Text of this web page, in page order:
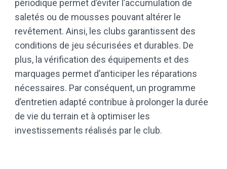
périodique permet d’éviter l’accumulation de
saletés ou de mousses pouvant altérer le
revêtement. Ainsi, les clubs garantissent des
conditions de jeu sécurisées et durables. De
plus, la vérification des équipements et des
marquages permet d’anticiper les réparations
nécessaires. Par conséquent, un programme
d’entretien adapté contribue à prolonger la durée
de vie du terrain et à optimiser les
investissements réalisés par le club.